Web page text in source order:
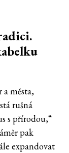
města,
rušná
s přírodou,“
pak
expandovat